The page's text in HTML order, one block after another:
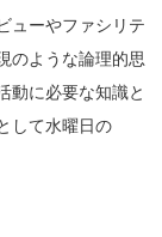
ューやファシリテ
のような論理的思
動に必要な知識と
して水曜日の